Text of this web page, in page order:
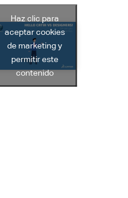
Haz clic para
aceptar cookies
de marketing y
permitir este
contenido